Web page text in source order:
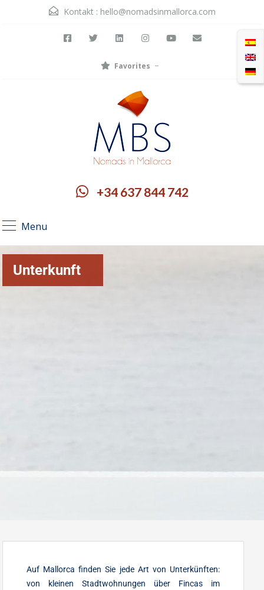
Kontakt : hello@nomadsinmallorca.com
Favorites
+34 637 844 742
Menu
Unterkunft
Auf Mallorca finden Sie jede Art von Unterkünften:
von kleinen Stadtwohnungen über Fincas im